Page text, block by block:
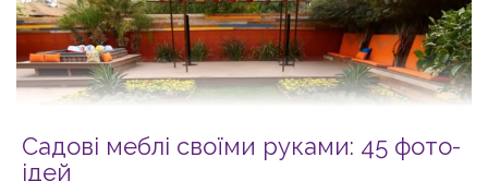
Садові меблі своїми руками: 45 фото-
ідей